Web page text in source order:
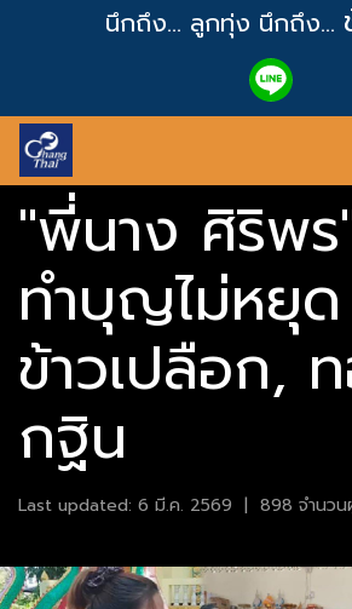
นึกถึง... ลูกทุ่ง นึกถึง...
"พี่นาง ศิริพร
ทำบุญไม่หยุ
ข้าวเปลือก,
กฐิน
Last updated: 6 มี.ค. 2569 | 898 จำนวน